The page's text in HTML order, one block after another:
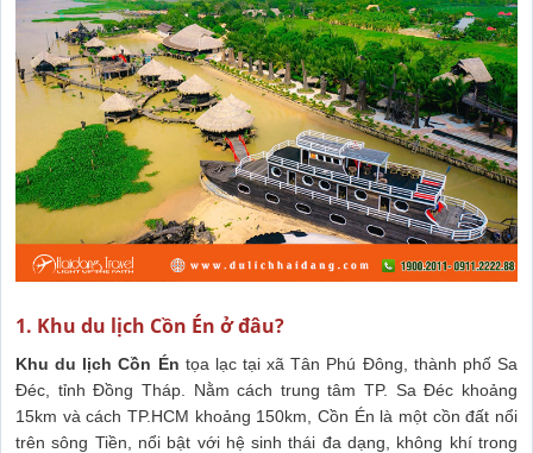
1. Khu du lịch Cồn Én ở đâu?
Khu du lịch Cồn Én tọa lạc tại xã Tân Phú Đông, thành phố Sa
Đéc, tỉnh Đồng Tháp. Nằm cách trung tâm TP. Sa Đéc khoảng
15km và cách TP.HCM khoảng 150km, Cồn Én là một cồn đất nổi
trên sông Tiền, nổi bật với hệ sinh thái đa dạng, không khí trong